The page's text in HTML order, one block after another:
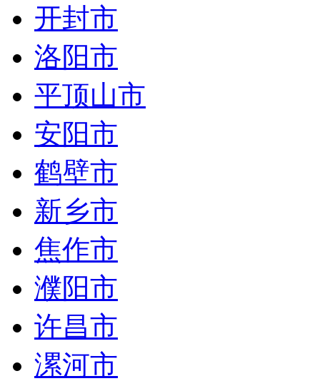
开封市
洛阳市
平顶山市
安阳市
鹤壁市
新乡市
焦作市
濮阳市
许昌市
漯河市